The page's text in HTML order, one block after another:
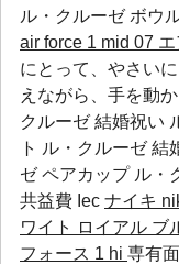
ル・クルーゼ ボウ
air force 1 mid 07
にとって、やさい
えながら、手を動
クルーゼ 結婚祝い
ト ル・クルーゼ 結
ゼ ペアカップ ル・
共益費 Iec ナイキ
ワイト ロイアル ブ
フォース 1 hi 専有